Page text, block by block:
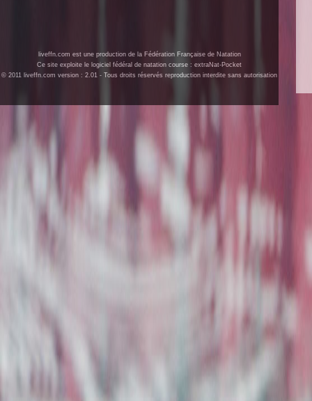
liveffn.com est une production de la Fédération Française de Natation
Ce site exploite le logiciel fédéral de natation course : extraNat-Pocket
© 2011 liveffn.com version : 2.01 - Tous droits réservés reproduction interdite sans autorisation